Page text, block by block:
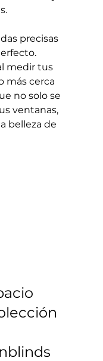
precisas
medir tus
más cerca
no solo se
ventanas,
belleza de